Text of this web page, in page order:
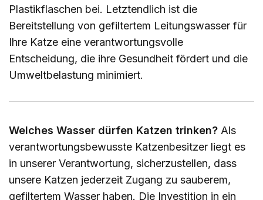
Plastikflaschen bei. Letztendlich ist die
Bereitstellung von gefiltertem Leitungswasser für
Ihre Katze eine verantwortungsvolle
Entscheidung, die ihre Gesundheit fördert und die
Umweltbelastung minimiert.
Welches Wasser dürfen Katzen trinken? Als
verantwortungsbewusste Katzenbesitzer liegt es
in unserer Verantwortung, sicherzustellen, dass
unsere Katzen jederzeit Zugang zu sauberem,
gefiltertem Wasser haben. Die Investition in ein